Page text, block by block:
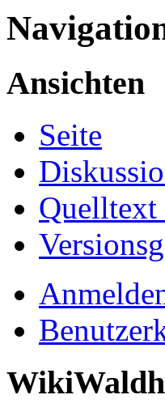
Ansichten
Seite
Quelltext